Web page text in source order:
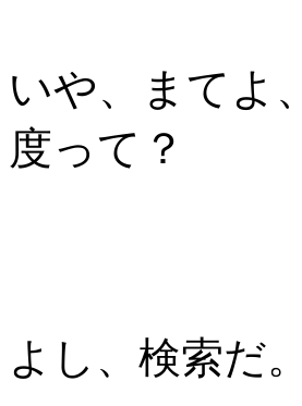
いや、まてよ
度って？
よし、検索だ。